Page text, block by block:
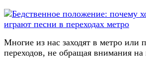
Многие из нас заходят в метро или
переходов, не обращая внимания